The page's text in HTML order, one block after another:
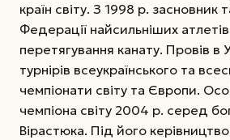
країн світу. З 1998 р. засновник
Федерації найсильніших атлетів
перетягування канату. Провів в
турнірів всеукраїнського та
чемпіонати світу та Європи.
чемпіона світу 2004 р. серед
Вірастюка. Під його